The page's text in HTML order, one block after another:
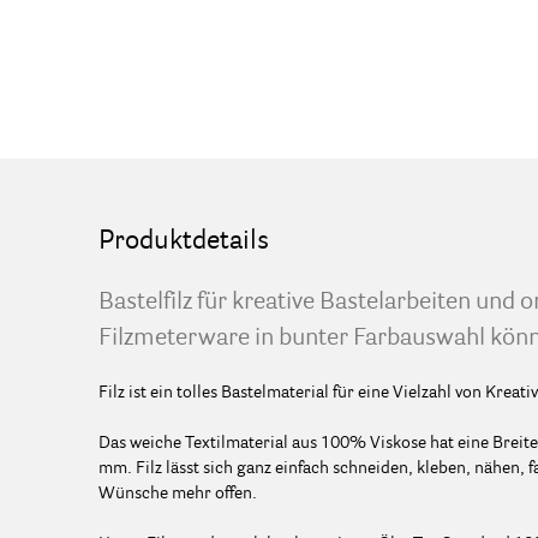
Produktdetails
Bastelfilz für kreative Bastelarbeiten und
Filzmeterware in bunter Farbauswahl
Filz ist ein tolles Bastelmaterial für eine Vielzahl von
Das weiche Textilmaterial aus 100% Viskose hat eine
mm. Filz lässt sich ganz einfach schneiden, kleben,
Wünsche mehr offen.